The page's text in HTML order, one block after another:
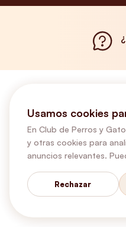
Usamos cookies
En Club de Perros y
y otras cookies para
anuncios relevantes.
Rechazar